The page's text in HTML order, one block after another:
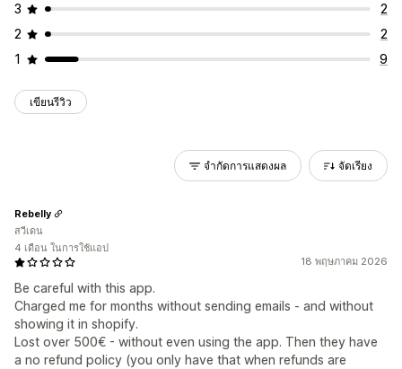
3
2
2
2
1
9
เขียนรีวิว
จำกัดการแสดงผล จัดเรียง
18 พฤษภาคม 2026
Be careful with this app.
Charged me for months without sending emails - and without
showing it in shopify.
Lost over 500€ - without even using the app. Then they have
a no refund policy (you only have that when refunds are
Rebelly
สวีเดน
4 เดือน ในการใช้แอป